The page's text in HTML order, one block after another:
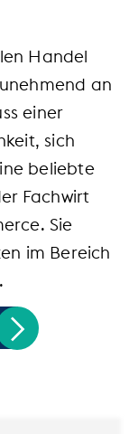
Handel
an
einer
sich
beliebte
Fachwirt
Sie
im Bereich